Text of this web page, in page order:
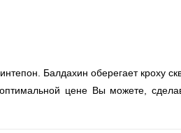
Балдахин оберегает кроху
цене Вы можете,